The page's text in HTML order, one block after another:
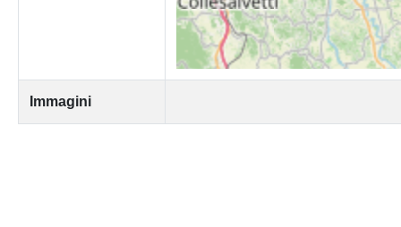
Immagini